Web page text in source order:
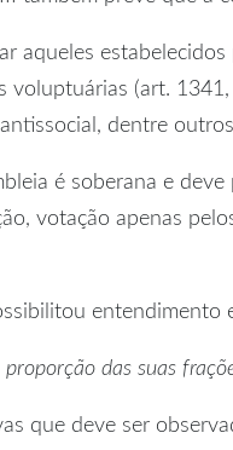
aqueles
(art.
dentre
é soberana e
votação apenas
das suas
que deve ser